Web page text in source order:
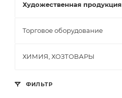
Художественная продукция
Торговое оборудование
ХИМИЯ, ХОЗТОВАРЫ
ФИЛЬТР